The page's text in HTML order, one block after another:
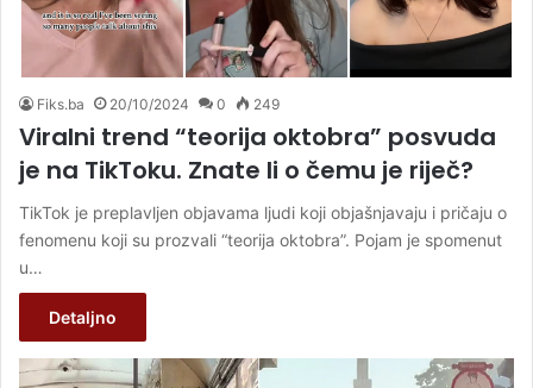
Fiks.ba 20/10/2024 0 249
Viralni trend “teorija oktobra” posvuda
je na TikToku. Znate li o čemu je riječ?
TikTok je preplavljen objavama ljudi koji objašnjavaju i pričaju o
fenomenu koji su prozvali “teorija oktobra”. Pojam je spomenut
u…
Detaljno